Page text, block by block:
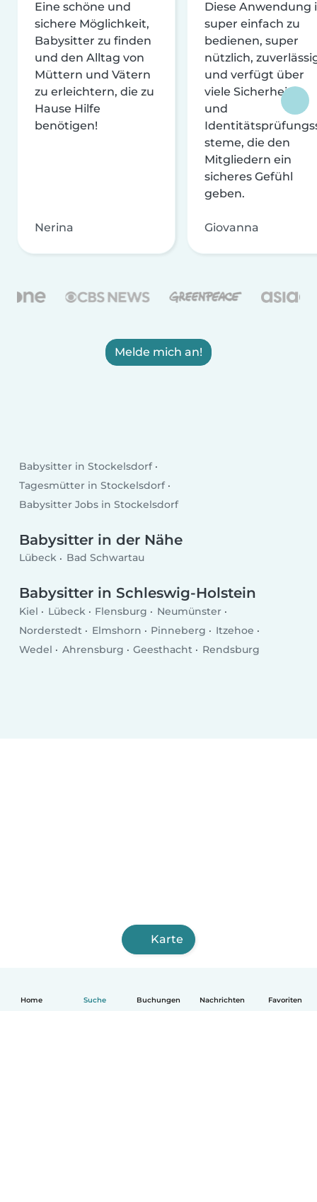
Home Suche Buchungen Nachrichten Favoriten
Eine schöne und
sichere Möglichkeit,
Babysitter zu finden
und den Alltag von
Müttern und Vätern
zu erleichtern, die zu
Hause Hilfe
benötigen!
Nerina
Diese Anwendung
super einfach zu
bedienen, super
nützlich,
und verfügt über
viele Sicherheits-
und
steme, die den
Mitgliedern ein
sicheres Gefühl
geben.
Giovanna
Melde mich an!
Babysitter in Stockelsdorf
Tagesmütter in Stockelsdorf
Babysitter Jobs in Stockelsdorf
Babysitter in der Nähe
Lübeck Bad Schwartau
Babysitter in Schleswig-Holstein
Kiel Lübeck Flensburg
Neumünster
Norderstedt
Elmshorn Pinneberg
Itzehoe
Wedel
Ahrensburg Geesthacht Rendsburg
Karte